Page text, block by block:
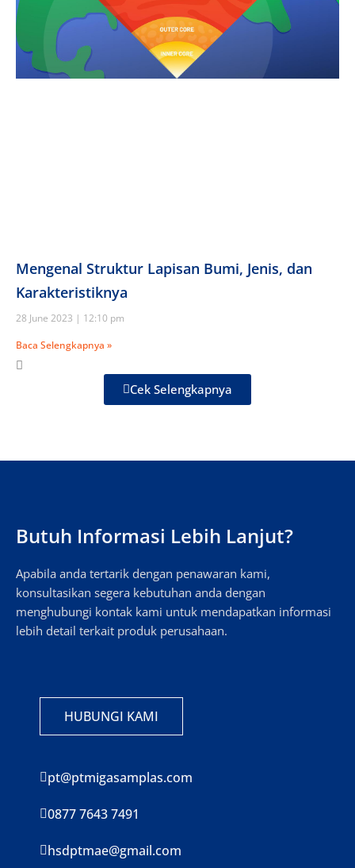
Mengenal Struktur Lapisan Bumi, Jenis, dan
Karakteristiknya
28 June 2023
12:10 pm
Baca Selengkapnya »
Cek Selengkapnya
Butuh Informasi Lebih Lanjut?
Apabila anda tertarik dengan penawaran kami,
konsultasikan segera kebutuhan anda dengan
menghubungi kontak kami untuk mendapatkan informasi
lebih detail terkait produk perusahaan.
HUBUNGI KAMI
pt@ptmigasamplas.com
0877 7643 7491
hsdptmae@gmail.com